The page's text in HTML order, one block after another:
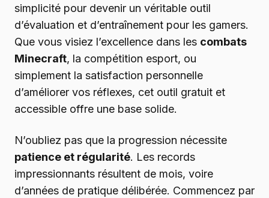
simplicité pour devenir un véritable outil
d’évaluation et d’entraînement pour les gamers.
Que vous visiez l’excellence dans les combats
Minecraft, la compétition esport, ou
simplement la satisfaction personnelle
d’améliorer vos réflexes, cet outil gratuit et
accessible offre une base solide.
N’oubliez pas que la progression nécessite
patience et régularité. Les records
impressionnants résultent de mois, voire
d’années de pratique délibérée. Commencez par